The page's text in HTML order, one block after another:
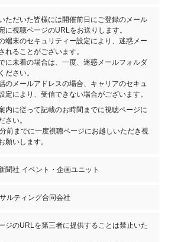
ただいた皆様には開催前日にご登録のメール
に視聴ページのURLをお送りします。
端末のセキュリティー設定により、迷惑メー
れることがございます。
に未着の場合は、一度、迷惑メールフォルダ
ださい。
のメールアドレスの場合、キャリアのセキュ
定により、受信できない場合がございます。
内に従って記載のお時間までに視聴ページに
さい。
前までに一度視聴ページにお越しいただき視
願いします。
聞社 イベント・企画ユニット
ルティング合同会社
ジのURLを第三者に提供することは禁止いた